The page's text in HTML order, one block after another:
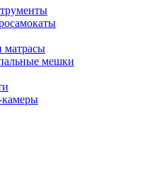
матрасы
мешки